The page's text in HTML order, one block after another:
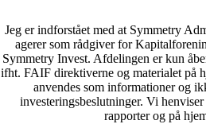
Jeg er indforstået med at Symmetry
agerer som rådgiver for
Symmetry Invest. Afdelingen er kun
ifht. FAIF direktiverne og materialet på
anvendes som informationer og
investeringsbeslutninger. Vi
rapporter og på